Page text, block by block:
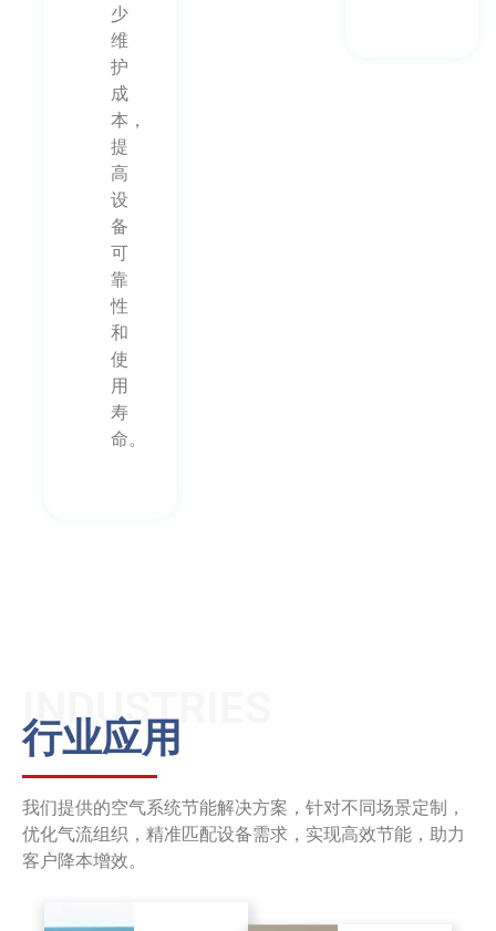
少
维
护
成
本，
提
高
设
备
可
靠
性
和
使
用
寿
命。
行业应用
INDUSTRIES
我们提供的空气系统节能解决方案，针对不同场景定制，
优化气流组织，精准匹配设备需求，实现高效节能，助力
客户降本增效。